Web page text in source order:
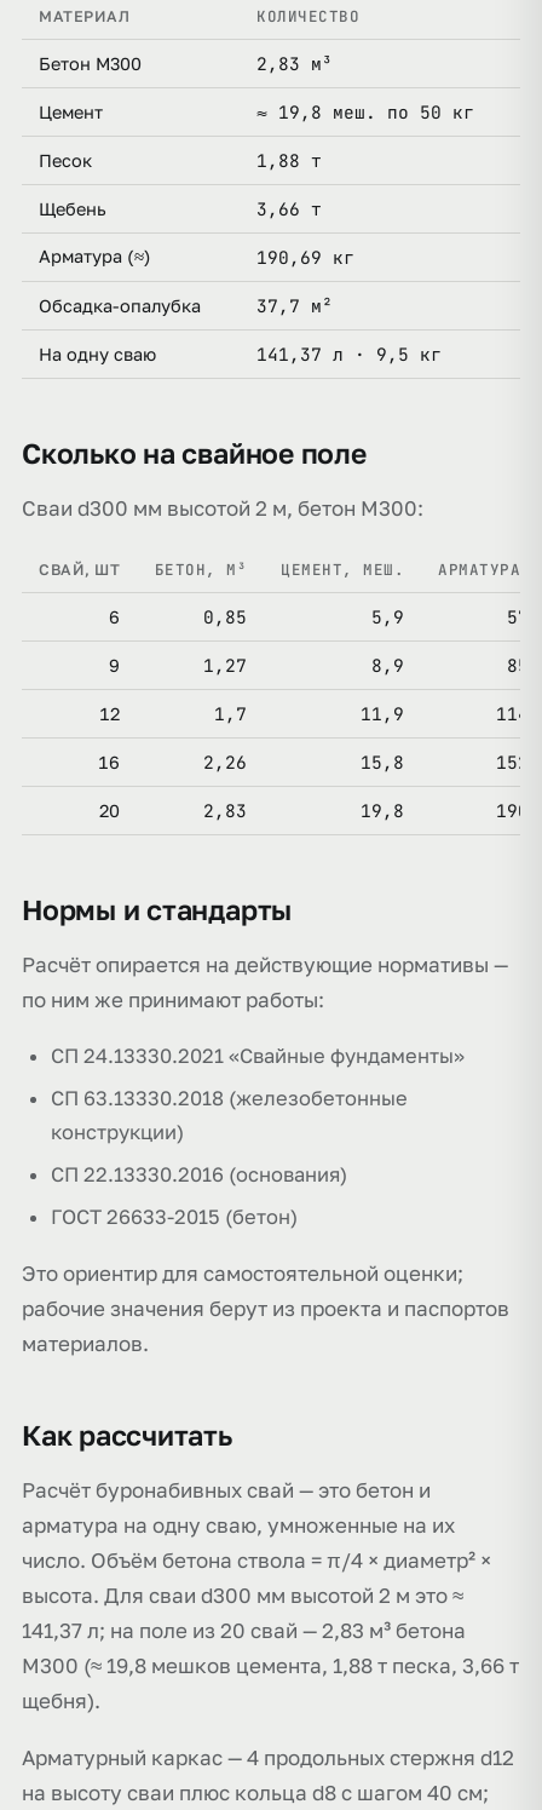
МАТЕРИАЛ КОЛИЧЕСТВО
Бетон М300 2,83 м³
Цемент ≈ 19,8 меш. по 50 кг
Песок 1,88 т
Щебень 3,66 т
Арматура (≈) 190,69 кг
Обсадка-опалубка 37,7 м²
На одну сваю 141,37 л · 9,5 кг
Сколько на свайное поле
Сваи d300 мм высотой 2 м, бетон М300:
СВАЙ, ШТ БЕТОН, М³ ЦЕМЕНТ, МЕШ. АРМАТУРА,
6 0,85 5,9
9 1,27 8,9
12 1,7 11,9
16 2,26 15,8
20 2,83 19,8
Нормы и стандарты
Расчёт опирается на действующие нормативы —
по ним же принимают работы:
СП 24.13330.2021 «Свайные фундаменты»
СП 63.13330.2018 (железобетонные
конструкции)
СП 22.13330.2016 (основания)
ГОСТ 26633-2015 (бетон)
Это ориентир для самостоятельной оценки;
рабочие значения берут из проекта и паспортов
материалов.
Как рассчитать
Расчёт буронабивных свай — это бетон и
арматура на одну сваю, умноженные на их
число. Объём бетона ствола = π/4 × диаметр² ×
высота. Для сваи d300 мм высотой 2 м это ≈
141,37 л; на поле из 20 свай — 2,83 м³ бетона
М300 (≈ 19,8 мешков цемента, 1,88 т песка, 3,66 т
щебня).
Арматурный каркас — 4 продольных стержня d12
на высоту сваи плюс кольца d8 с шагом 40 см;